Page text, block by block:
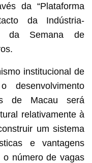
da “Plataforma
da Indústria-
e da Semana de
institucional de
de Macau será
relativamente à
um sistema
e vantagens
o número de vagas